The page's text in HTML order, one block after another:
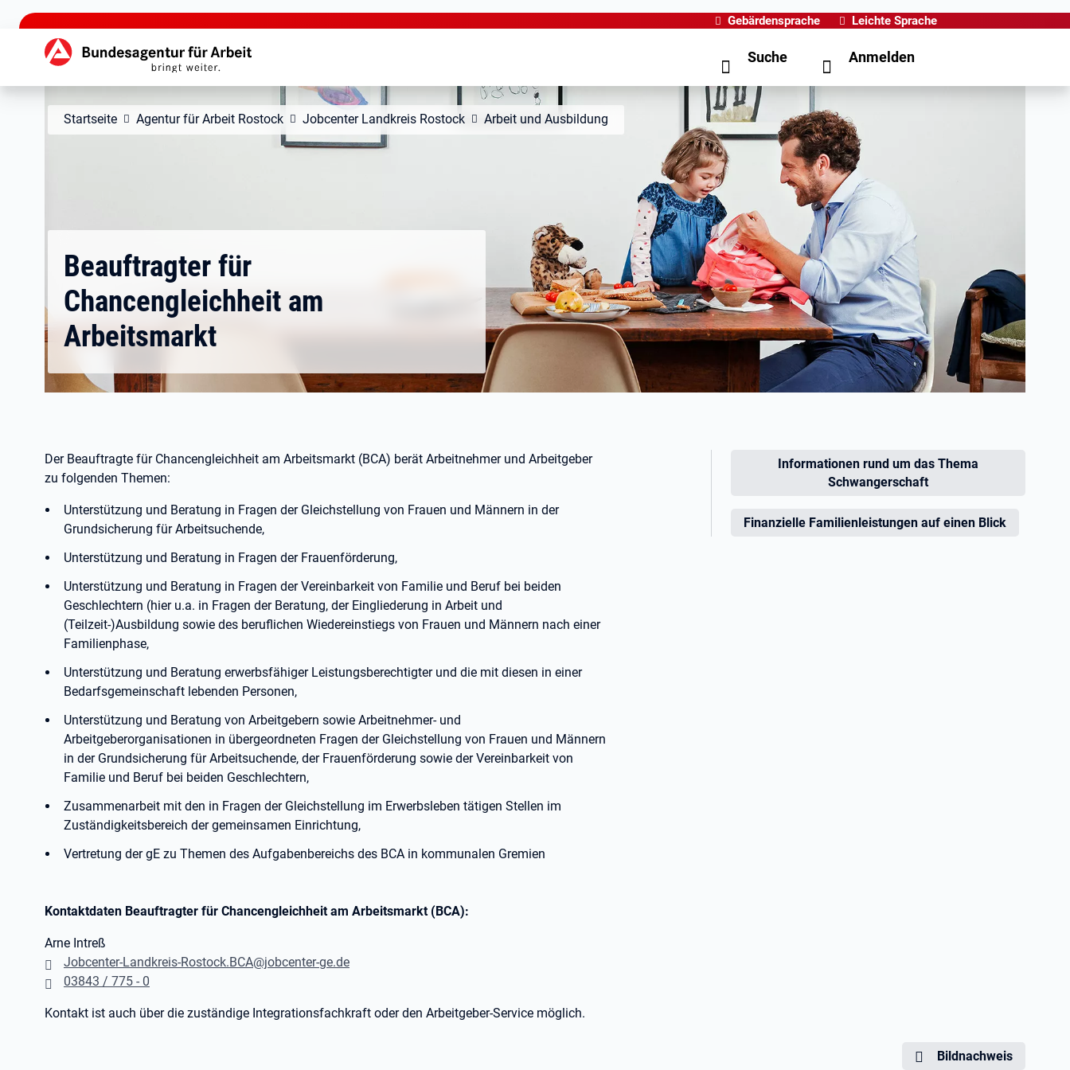
zu den Hauptinhalten springen
Gebärdensprache Leichte Sprache
Hauptnavigation Suche Anmelden
Startseite Agentur für Arbeit Rostock Jobcenter Landkreis Rostock Arbeit und Ausbildung
Beauftragter für
Chancengleichheit am
Arbeitsmarkt
Der Beauftragte für Chancengleichheit am Arbeitsmarkt (BCA) berät Arbeitnehmer und Arbeitgeber
zu folgenden Themen:
Unterstützung und Beratung in Fragen der Gleichstellung von Frauen und Männern in der
Grundsicherung für Arbeitsuchende,
Unterstützung und Beratung in Fragen der Frauenförderung,
Unterstützung und Beratung in Fragen der Vereinbarkeit von Familie und Beruf bei beiden
Geschlechtern (hier u.a. in Fragen der Beratung, der Eingliederung in Arbeit und
(Teilzeit-)Ausbildung sowie des beruflichen Wiedereinstiegs von Frauen und Männern nach einer
Familienphase,
Unterstützung und Beratung erwerbsfähiger Leistungsberechtigter und die mit diesen in einer
Bedarfsgemeinschaft lebenden Personen,
Unterstützung und Beratung von Arbeitgebern sowie Arbeitnehmer- und
Arbeitgeberorganisationen in übergeordneten Fragen der Gleichstellung von Frauen und Männern
in der Grundsicherung für Arbeitsuchende, der Frauenförderung sowie der Vereinbarkeit von
Familie und Beruf bei beiden Geschlechtern,
Zusammenarbeit mit den in Fragen der Gleichstellung im Erwerbsleben tätigen Stellen im
Zuständigkeitsbereich der gemeinsamen Einrichtung,
Vertretung der gE zu Themen des Aufgabenbereichs des BCA in kommunalen Gremien
Kontaktdaten Beauftragter für Chancengleichheit am Arbeitsmarkt (BCA):
Arne Intreß
Jobcenter-Landkreis-Rostock.BCA@jobcenter-ge.de
03843 / 775 - 0
Kontakt ist auch über die zuständige Integrationsfachkraft oder den Arbeitgeber-Service möglich.
Informationen rund um das Thema
Schwangerschaft
Finanzielle Familienleistungen auf einen Blick
Bildnachweis